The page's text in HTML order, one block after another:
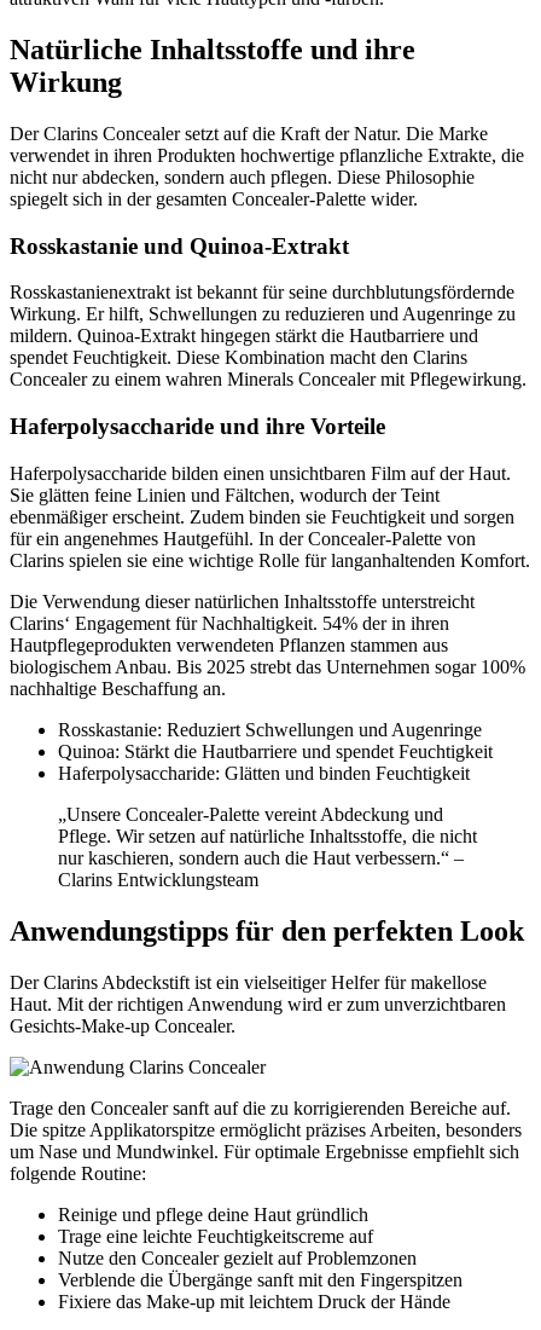
Natürliche Inhaltsstoffe und ihre
Wirkung
Der Clarins Concealer setzt auf die Kraft der Natur. Die Marke
verwendet in ihren Produkten hochwertige pflanzliche Extrakte, die
nicht nur abdecken, sondern auch pflegen. Diese Philosophie
spiegelt sich in der gesamten Concealer-Palette wider.
Rosskastanie und Quinoa-Extrakt
Rosskastanienextrakt ist bekannt für seine durchblutungsfördernde
Wirkung. Er hilft, Schwellungen zu reduzieren und Augenringe zu
mildern. Quinoa-Extrakt hingegen stärkt die Hautbarriere und
spendet Feuchtigkeit. Diese Kombination macht den Clarins
Concealer zu einem wahren Minerals Concealer mit Pflegewirkung.
Haferpolysaccharide und ihre Vorteile
Haferpolysaccharide bilden einen unsichtbaren Film auf der Haut.
Sie glätten feine Linien und Fältchen, wodurch der Teint
ebenmäßiger erscheint. Zudem binden sie Feuchtigkeit und sorgen
für ein angenehmes Hautgefühl. In der Concealer-Palette von
Clarins spielen sie eine wichtige Rolle für langanhaltenden Komfort.
Die Verwendung dieser natürlichen Inhaltsstoffe unterstreicht
Clarins‘ Engagement für Nachhaltigkeit. 54% der in ihren
Hautpflegeprodukten verwendeten Pflanzen stammen aus
biologischem Anbau. Bis 2025 strebt das Unternehmen sogar 100%
nachhaltige Beschaffung an.
Rosskastanie: Reduziert Schwellungen und Augenringe
Quinoa: Stärkt die Hautbarriere und spendet Feuchtigkeit
Haferpolysaccharide: Glätten und binden Feuchtigkeit
„Unsere Concealer-Palette vereint Abdeckung und
Pflege. Wir setzen auf natürliche Inhaltsstoffe, die nicht
nur kaschieren, sondern auch die Haut verbessern.“ –
Clarins Entwicklungsteam
Anwendungstipps für den perfekten Look
Der Clarins Abdeckstift ist ein vielseitiger Helfer für makellose
Haut. Mit der richtigen Anwendung wird er zum unverzichtbaren
Gesichts-Make-up Concealer.
Trage den Concealer sanft auf die zu korrigierenden Bereiche auf.
Die spitze Applikatorspitze ermöglicht präzises Arbeiten, besonders
um Nase und Mundwinkel. Für optimale Ergebnisse empfiehlt sich
folgende Routine:
Reinige und pflege deine Haut gründlich
Trage eine leichte Feuchtigkeitscreme auf
Nutze den Concealer gezielt auf Problemzonen
Verblende die Übergänge sanft mit den Fingerspitzen
Fixiere das Make-up mit leichtem Druck der Hände